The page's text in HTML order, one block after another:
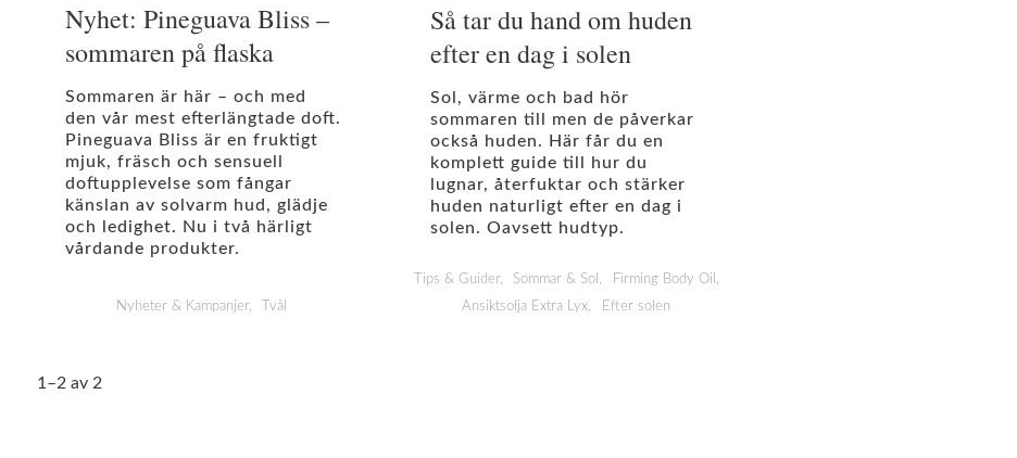
Nyhet: Pineguava Bliss –
sommaren på flaska
Sommaren är här – och med
den vår mest efterlängtade doft.
Pineguava Bliss är en fruktigt
mjuk, fräsch och sensuell
doftupplevelse som fångar
känslan av solvarm hud, glädje
och ledighet. Nu i två härligt
vårdande produkter.
Nyheter & Kampanjer Tvål
Så tar du hand om huden
efter en dag i solen
Sol, värme och bad hör
sommaren till men de påverkar
också huden. Här får du en
komplett guide till hur du
lugnar, återfuktar och stärker
huden naturligt efter en dag i
solen. Oavsett hudtyp.
Tips & Guider Sommar & Sol Firming Body Oil
Ansiktsolja Extra Lyx Efter solen
1–2 av 2